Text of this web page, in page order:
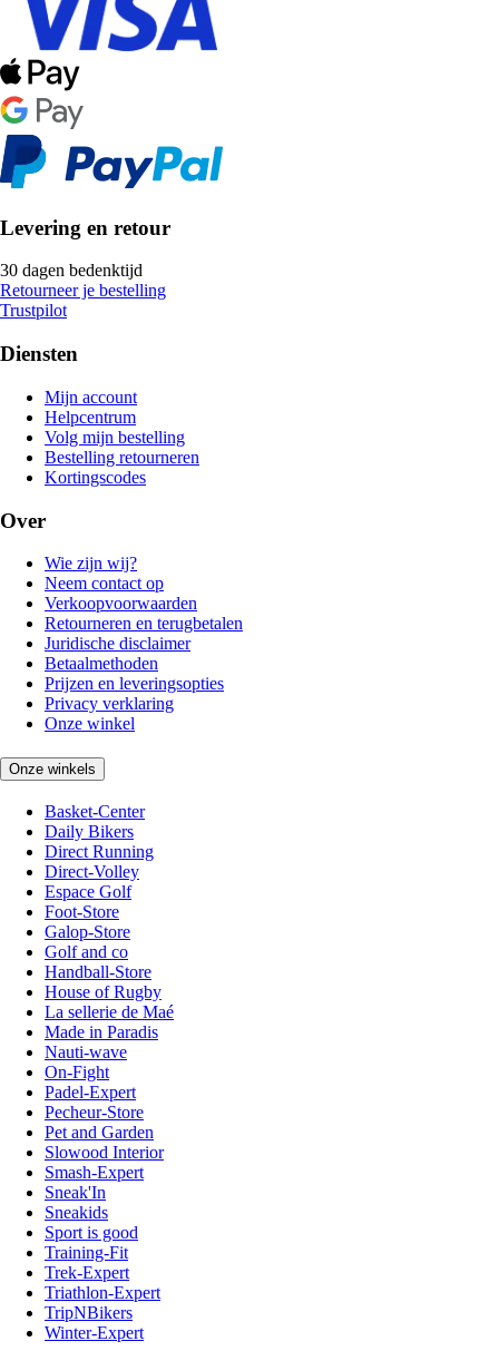
Levering en retour
30 dagen bedenktijd
Retourneer je bestelling
Trustpilot
Diensten
Mijn account
Helpcentrum
Volg mijn bestelling
Bestelling retourneren
Kortingscodes
Over
Wie zijn wij?
Neem contact op
Verkoopvoorwaarden
Retourneren en terugbetalen
Juridische disclaimer
Betaalmethoden
Prijzen en leveringsopties
Privacy verklaring
Onze winkel
Onze winkels
Basket-Center
Daily Bikers
Direct Running
Direct-Volley
Espace Golf
Foot-Store
Galop-Store
Golf and co
Handball-Store
House of Rugby
La sellerie de Maé
Made in Paradis
Nauti-wave
On-Fight
Padel-Expert
Pecheur-Store
Pet and Garden
Slowood Interior
Smash-Expert
Sneak'In
Sneakids
Sport is good
Training-Fit
Trek-Expert
Triathlon-Expert
TripNBikers
Winter-Expert